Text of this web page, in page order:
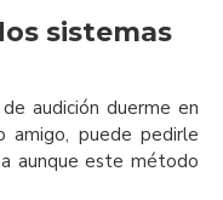
sistemas
audición duerme en
amigo, puede pedirle
aunque este método